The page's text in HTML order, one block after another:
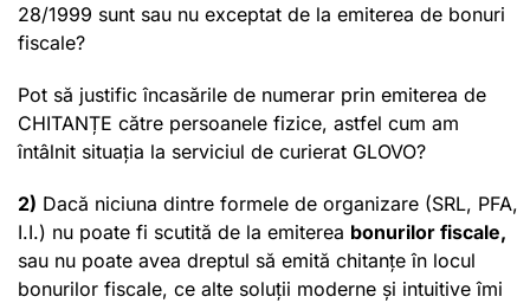
28/1999 sunt sau nu exceptat de la emiterea de bonuri
fiscale?
Pot să justific încasările de numerar prin emiterea de
CHITANȚE către persoanele fizice, astfel cum am
întâlnit situația la serviciul de curierat GLOVO?
2) Dacă niciuna dintre formele de organizare (SRL, PFA,
I.I.) nu poate fi scutită de la emiterea bonurilor fiscale,
sau nu poate avea dreptul să emită chitanțe în locul
bonurilor fiscale, ce alte soluții moderne și intuitive îmi